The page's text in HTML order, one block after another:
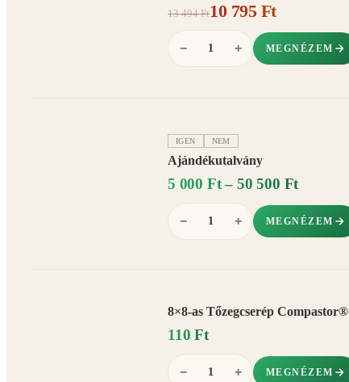
13 494 Ft10 795 Ft
− + MEGNÉZEM
IGEN NEM
Ajándékutalvány
5 000 Ft – 50 500 Ft
− + MEGNÉZEM
8×8-as Tőzegcserép Compastor®
110 Ft
− + MEGNÉZEM